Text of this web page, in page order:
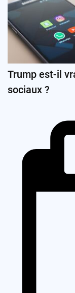
Trump est-il
sociaux ?